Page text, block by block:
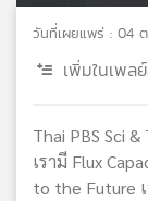
แผนที่
เครือ
วันที่เผยแพร่ : 04
เพิ่มในเพล
Thai PBS Sci
เรามี Flux
to the Future